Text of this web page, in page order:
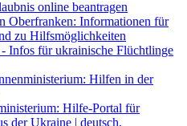
online beantragen
Oberfranken: Informationen für
zu Hilfsmöglichkeiten
Infos für ukrainische Flüchtlinge
Hilfen in der
Hilfe-Portal für
der Ukraine | deutsch,